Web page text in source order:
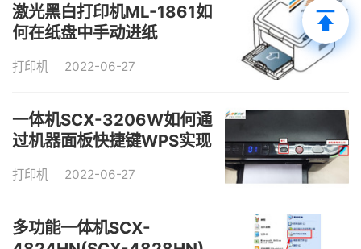
激光黑白打印机ML-1861如
何在纸盘中手动进纸
打印机 2022-06-27
一体机SCX-3206W如何通
过机器面板快捷键WPS实现
打印机 2022-06-27
多功能一体机SCX-